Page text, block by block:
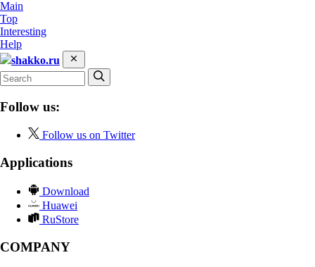
Main
Top
Interesting
Help
shakko.ru
Follow us:
Follow us on Twitter
Applications
Download
Huawei
RuStore
COMPANY